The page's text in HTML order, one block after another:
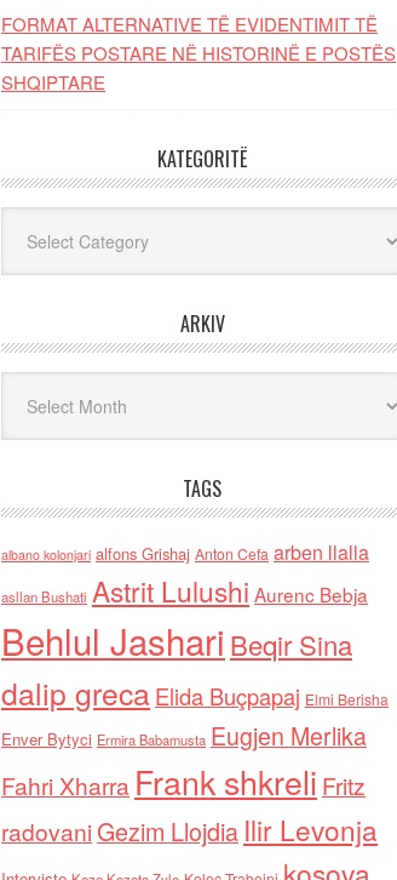
FORMAT ALTERNATIVE TË EVIDENTIMIT TË
TARIFËS POSTARE NË HISTORINË E POSTËS
SHQIPTARE
KATEGORITË
ARKIV
TAGS
albano kolonjari alfons Grishaj Anton Cefa arben llalla
asllan Bushati Astrit Lulushi Aurenc Bebja
Behlul Jashari Beqir Sina
dalip grecaElida Buçpapaj Elmi Berisha
Enver Bytyci Ermira Babamusta Eugjen Merlika
Fahri Xharra Frank shkreli Fritz
radovaniGezim Llojdia Ilir Levonja